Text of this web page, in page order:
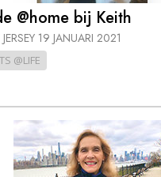
@home bij Keith
19 JANUARI 2021
@LIFE